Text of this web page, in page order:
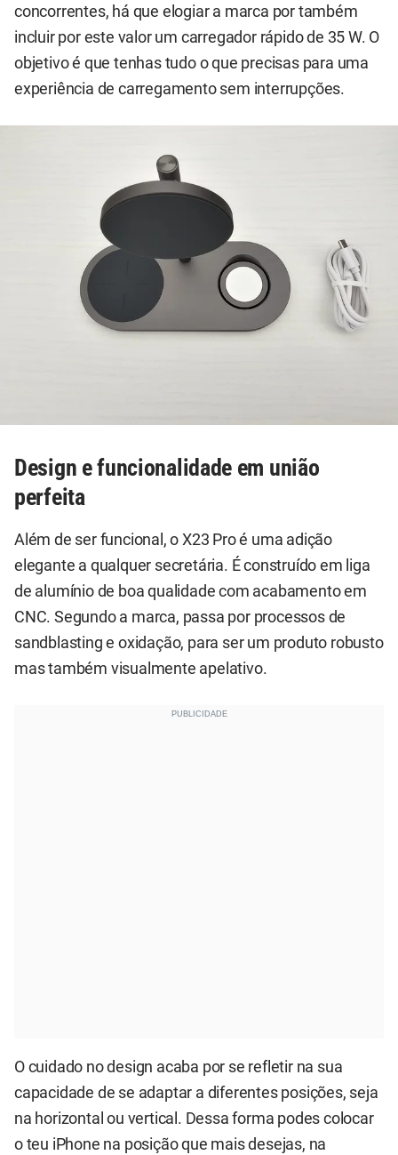
concorrentes, há que elogiar a marca por também
incluir por este valor um carregador rápido de 35 W. O
objetivo é que tenhas tudo o que precisas para uma
experiência de carregamento sem interrupções.
Design e funcionalidade em união
perfeita
Além de ser funcional, o X23 Pro é uma adição
elegante a qualquer secretária. É construído em liga
de alumínio de boa qualidade com acabamento em
CNC. Segundo a marca, passa por processos de
sandblasting e oxidação, para ser um produto robusto
mas também visualmente apelativo.
O cuidado no design acaba por se refletir na sua
capacidade de se adaptar a diferentes posições, seja
na horizontal ou vertical. Dessa forma podes colocar
o teu iPhone na posição que mais desejas, na